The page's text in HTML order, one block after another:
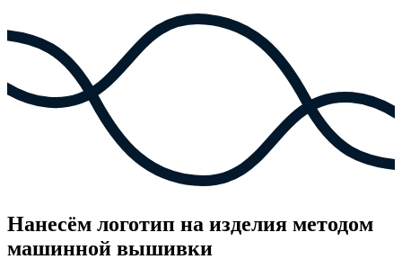
Нанесём логотип на изделия методом
машинной вышивки